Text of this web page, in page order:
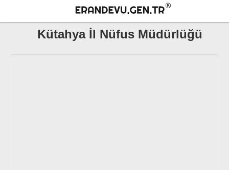
Kütahya İl Nüfus Müdürlüğü